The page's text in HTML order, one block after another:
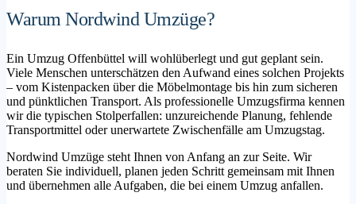
Warum Nordwind Umzüge?
Ein Umzug Offenbüttel will wohlüberlegt und gut geplant sein.
Viele Menschen unterschätzen den Aufwand eines solchen Projekts
– vom Kistenpacken über die Möbelmontage bis hin zum sicheren
und pünktlichen Transport. Als professionelle Umzugsfirma kennen
wir die typischen Stolperfallen: unzureichende Planung, fehlende
Transportmittel oder unerwartete Zwischenfälle am Umzugstag.
Nordwind Umzüge steht Ihnen von Anfang an zur Seite. Wir
beraten Sie individuell, planen jeden Schritt gemeinsam mit Ihnen
und übernehmen alle Aufgaben, die bei einem Umzug anfallen.